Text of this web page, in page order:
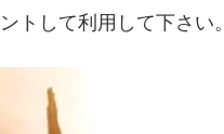
トして利用して下さい。